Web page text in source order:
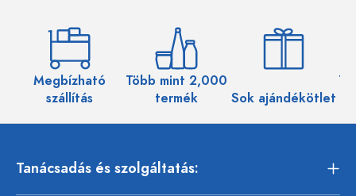
Megbízható
szállítás
Több mint 2,000
termék
Sok ajándékötlet
Tanácsadás és szolgáltatás: